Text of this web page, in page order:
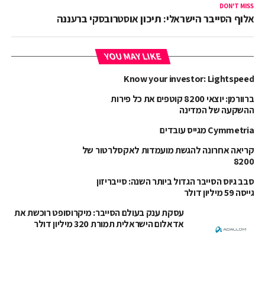
DON'T MISS
אלוף הסייבר הישראלי: תיכון אוסטרובסקי ברעננה
YOU MAY LIKE
Know your investor: Lightspeed
ברוורמן: יוצאי 8200 קוטפים את כל פירות
ההשקעה של המדינה
Cymmetria מגייס עובדים
קריאה אחרונה להגשת מועמדות לאקסלרטור של
8200
סבב גיוס הסייבר הגדול ביותר השנה: סייבריזון
גייסה 59 מיליון דולר
עסקת ענק בעולם הסייבר: מיקרוסופט רוכשת את
אדאלום הישראלית תמורת 320 מיליון דולר